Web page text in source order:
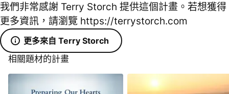
我們非常感謝 Terry Storch 提供這個計畫。若想獲得
更多資訊，請瀏覽 https://terrystorch.com
更多來自 Terry Storch
相關題材的計畫